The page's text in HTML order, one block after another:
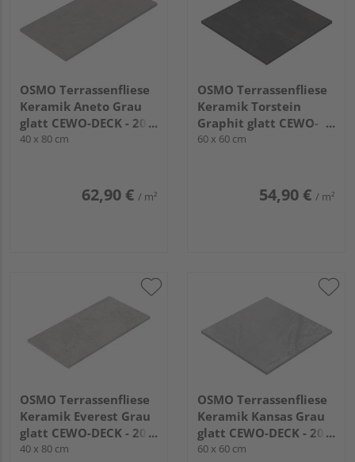
OSMO Terrassenfliese
Keramik Aneto Grau
glatt CEWO-DECK - 20
mm stark
40 x 80 cm
62,90 € / m²
OSMO Terrassenfliese
Keramik Torstein
Graphit glatt CEWO-
DECK - 20 mm stark
60 x 60 cm
54,90 € / m²
OSMO Terrassenfliese
Keramik Everest Grau
glatt CEWO-DECK - 20
mm stark
40 x 80 cm
OSMO Terrassenfliese
Keramik Kansas Grau
glatt CEWO-DECK - 20
mm stark
60 x 60 cm